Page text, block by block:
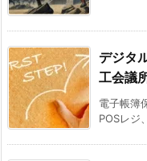
デジタ
工会議
電子帳簿
POSレジ